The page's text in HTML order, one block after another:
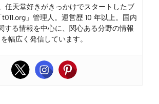
任天堂好きがきっかけでスタートしたブ
」管理人。運営歴 10 年以上。国内
する情報を中心に、関心ある分野の情報
を幅広く発信しています。